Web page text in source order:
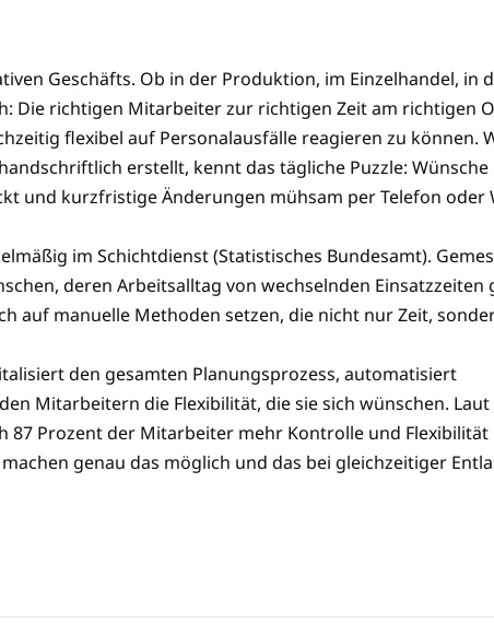
Geschäfts. Ob in der Produktion, im Einzelhandel, in
Die richtigen Mitarbeiter zur richtigen Zeit am richtigen
flexibel auf Personalausfälle reagieren zu können.
erstellt, kennt das tägliche Puzzle: Wünsche
und kurzfristige Änderungen mühsam per Telefon oder
im Schichtdienst (Statistisches Bundesamt).
deren Arbeitsalltag von wechselnden Einsatzzeiten
auf manuelle Methoden setzen, die nicht nur Zeit,
den gesamten Planungsprozess, automatisiert
Mitarbeitern die Flexibilität, die sie sich wünschen. Laut
Prozent der Mitarbeiter mehr Kontrolle und Flexibilität
genau das möglich und das bei gleichzeitiger